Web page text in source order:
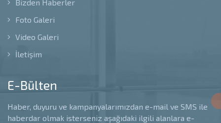
Bizden Haberler
Foto Galeri
Video Galeri
İletişim
E-Bülten
Haber, duyuru ve kampanyalarımızdan e-mail ve SMS ile
haberdar olmak isterseniz aşağıdaki ilgili alanlara e-